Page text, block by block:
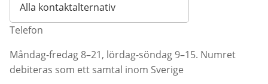
Alla kontaktalternativ
Telefon
Måndag-fredag 8–21, lördag-söndag 9–15. Numret
debiteras som ett samtal inom Sverige